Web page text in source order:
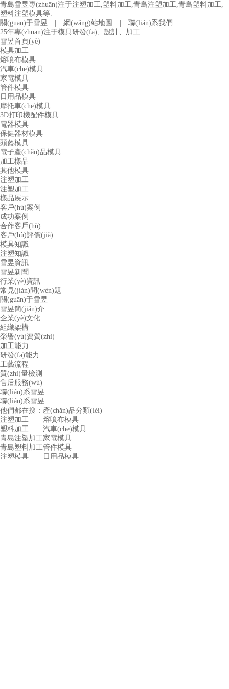
青島雪昱專(zhuān)注于注塑加工,塑料加工,青島注塑加工,青島塑料加工,
塑料注塑模具等.
關(guān)于雪昱
網(wǎng)站地圖
聯(lián)系我們
25年專(zhuān)注于模具研發(fā)、設計、加工
雪昱首頁(yè)
模具加工
熔噴布模具
汽車(chē)模具
家電模具
管件模具
日用品模具
摩托車(chē)模具
3D打印機配件模具
電器模具
保健器材模具
頭盔模具
電子產(chǎn)品模具
加工樣品
其他模具
注塑加工
注塑加工
樣品展示
客戶(hù)案例
成功案例
合作客戶(hù)
客戶(hù)評價(jià)
模具知識
注塑知識
雪昱資訊
雪昱新聞
行業(yè)資訊
常見(jiàn)問(wèn)題
關(guān)于雪昱
雪昱簡(jiǎn)介
企業(yè)文化
組織架構
榮譽(yù)資質(zhì)
加工能力
研發(fā)能力
工藝流程
質(zhì)量檢測
售后服務(wù)
聯(lián)系雪昱
聯(lián)系雪昱
他們都在搜：
注塑加工
塑料加工
青島注塑加工
青島塑料加工
注塑模具
產(chǎn)品分類(lèi)
熔噴布模具
汽車(chē)模具
家電模具
管件模具
日用品模具